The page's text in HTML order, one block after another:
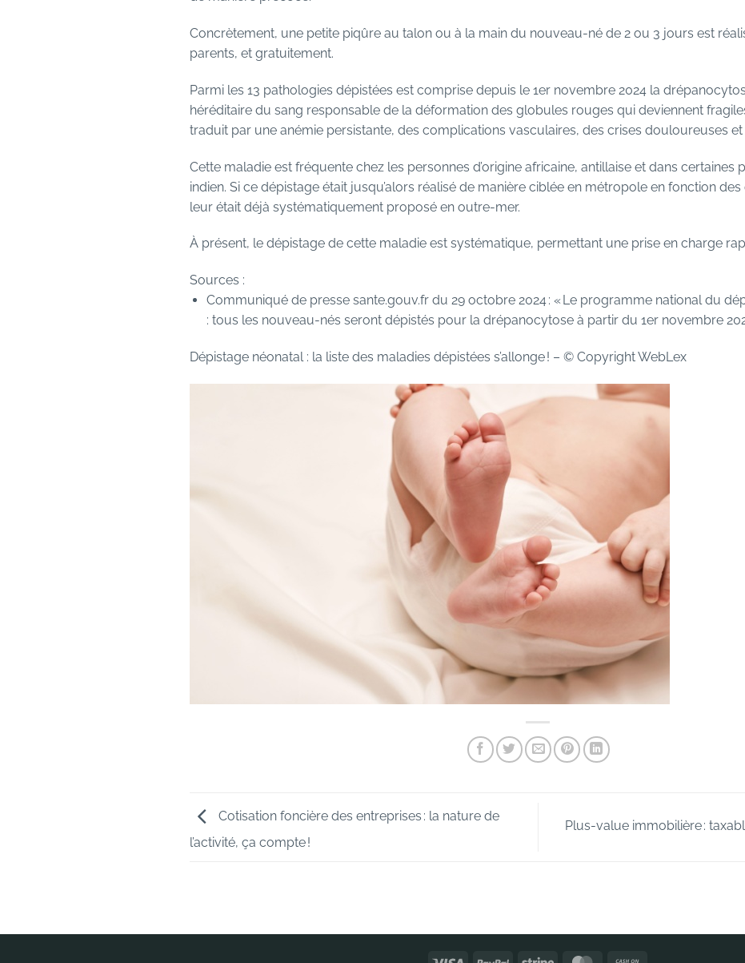
Concrètement, une petite piqûre au talon ou à la main du nouveau-né de 2 ou 3 jours est
parents, et gratuitement.
Parmi les 13 pathologies dépistées est comprise depuis le 1er novembre 2024 la
héréditaire du sang responsable de la déformation des globules rouges qui deviennent
traduit par une anémie persistante, des complications vasculaires, des crises douloureuses
Cette maladie est fréquente chez les personnes d’origine africaine, antillaise et dans certaines
indien. Si ce dépistage était jusqu’alors réalisé de manière ciblée en métropole en fonction
leur était déjà systématiquement proposé en outre-mer.
À présent, le dépistage de cette maladie est systématique, permettant une prise en charge
Sources :
Communiqué de presse sante.gouv.fr du 29 octobre 2024 : « Le programme national du
: tous les nouveau-nés seront dépistés pour la drépanocytose à partir du 1er novembre
Dépistage néonatal : la liste des maladies dépistées s’allonge ! – © Copyright WebLex
Cotisation foncière des entreprises : la nature de
l’activité, ça compte !
Plus-value immobilière :